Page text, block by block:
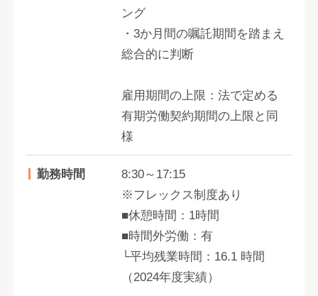
ング
・3か月間の嘱託期間を踏まえ
総合的に判断
雇用期間の上限：法で定める
有期労働契約期間の上限と同
様
勤務時間
8:30～17:15
※フレックス制度あり
■休憩時間：1時間
■時間外労働：有
└平均残業時間：16.1 時間
（2024年度実績）